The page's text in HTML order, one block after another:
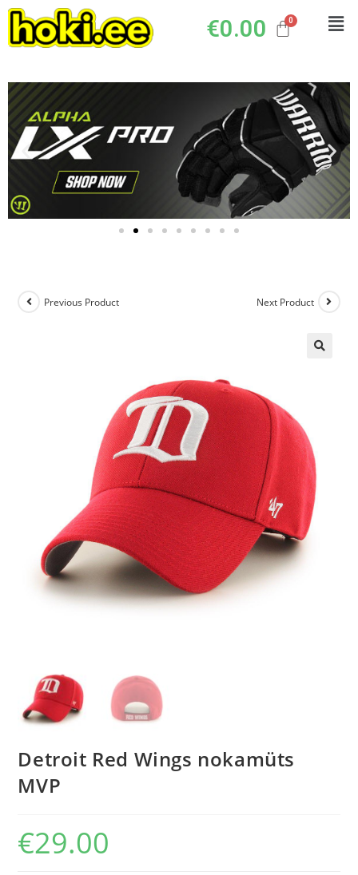
€0.00
Previous Product Next Product
Detroit Red Wings nokamüts
MVP
€29.00